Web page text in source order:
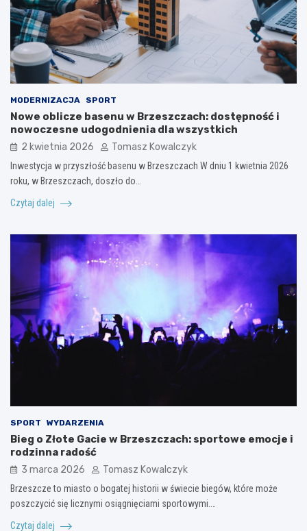
MODERNIZACJA SPORT
Nowe oblicze basenu w Brzeszczach: dostępność i
nowoczesne udogodnienia dla wszystkich
2 kwietnia 2026 Tomasz Kowalczyk
Inwestycja w przyszłość basenu w Brzeszczach W dniu 1 kwietnia 2026
roku, w Brzeszczach, doszło do…
Czytaj dalej
SPORT WYDARZENIA
Bieg o Złote Gacie w Brzeszczach: sportowe emocje i
rodzinna radość
3 marca 2026 Tomasz Kowalczyk
Brzeszcze to miasto o bogatej historii w świecie biegów, które może
poszczycić się licznymi osiągnięciami sportowymi.…
Czytaj dalej